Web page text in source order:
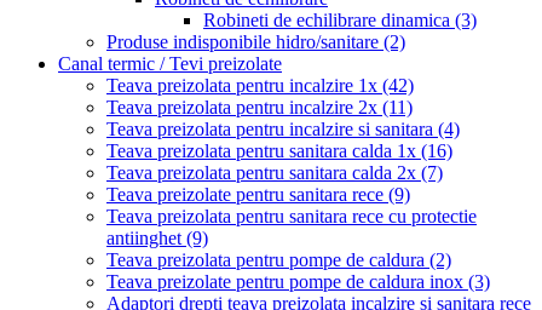
Robineti de echilibrare dinamica (3)
Produse indisponibile hidro/sanitare (2)
Canal termic / Tevi preizolate
Teava preizolata pentru incalzire 1x (42)
Teava preizolata pentru incalzire 2x (11)
Teava preizolata pentru incalzire si sanitara (4)
Teava preizolata pentru sanitara calda 1x (16)
Teava preizolata pentru sanitara calda 2x (7)
Teava preizolate pentru sanitara rece (9)
Teava preizolata pentru sanitara rece cu protectie
antiinghet (9)
Teava preizolata pentru pompe de caldura (2)
Teava preizolate pentru pompe de caldura inox (3)
Adaptori drepti teava preizolata incalzire si sanitara rece